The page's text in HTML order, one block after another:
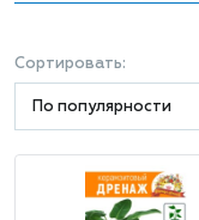
Сортировать:
По популярности